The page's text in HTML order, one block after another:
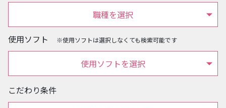
職種を選択
使用ソフト ※使用ソフトは選択しなくても検索可能です
使用ソフトを選択
こだわり条件